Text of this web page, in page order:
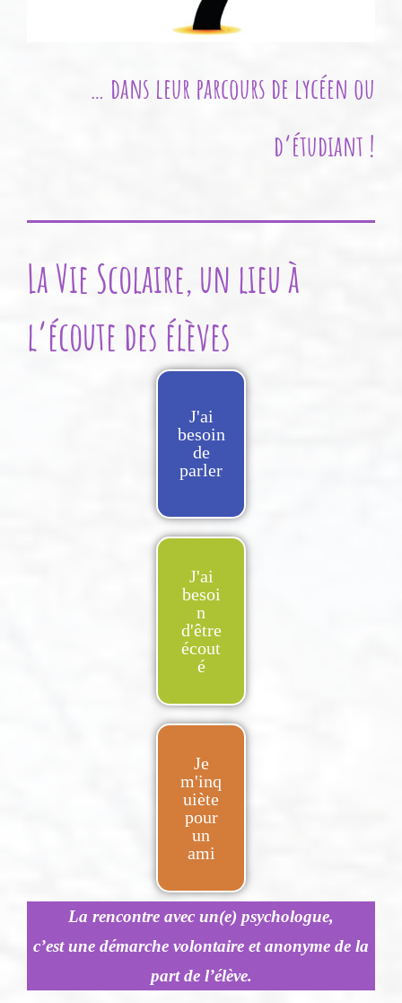
… dans leur parcours de lycéen ou
d’étudiant !
La Vie Scolaire, un lieu à
l’écoute des élèves
J'ai
besoin
de
parler
J'ai
besoi
n
d'être
écout
é
Je
m'inq
uiète
pour
un
ami
La rencontre avec un(e) psychologue,
c’est une démarche volontaire et anonyme de la
part de l’élève.